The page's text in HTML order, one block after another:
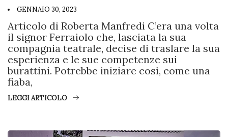
GENNAIO 30, 2023
Articolo di Roberta Manfredi C’era una volta
il signor Ferraiolo che, lasciata la sua
compagnia teatrale, decise di traslare la sua
esperienza e le sue competenze sui
burattini. Potrebbe iniziare così, come una
fiaba,
LEGGI ARTICOLO